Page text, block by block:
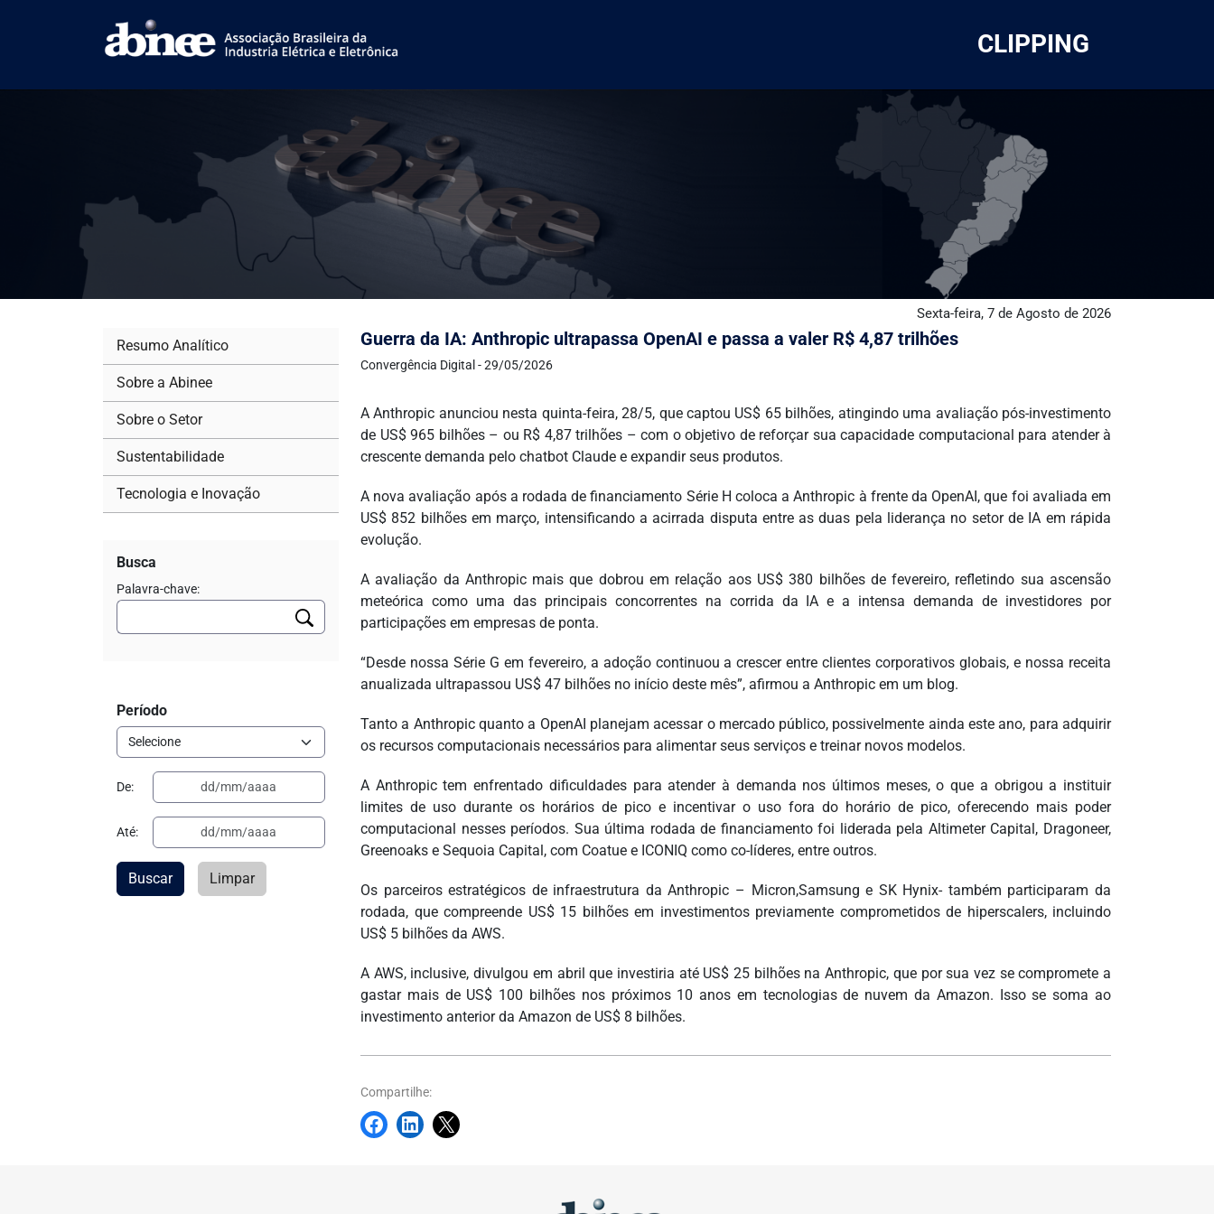
CLIPPING
Sexta-feira, 7 de Agosto de 2026
Guerra da IA: Anthropic ultrapassa OpenAI e passa a valer R$ 4,87 trilhões
Convergência Digital - 29/05/2026
A Anthropic anunciou nesta quinta-feira, 28/5, que captou US$ 65 bilhões, atingindo uma avaliação pós-investimento
de US$ 965 bilhões – ou R$ 4,87 trilhões – com o objetivo de reforçar sua capacidade computacional para atender à
crescente demanda pelo chatbot Claude e expandir seus produtos.
A nova avaliação após a rodada de financiamento Série H coloca a Anthropic à frente da OpenAI, que foi avaliada em
US$ 852 bilhões em março, intensificando a acirrada disputa entre as duas pela liderança no setor de IA em rápida
evolução.
A avaliação da Anthropic mais que dobrou em relação aos US$ 380 bilhões de fevereiro, refletindo sua ascensão
meteórica como uma das principais concorrentes na corrida da IA ​​e a intensa demanda de investidores por
participações em empresas de ponta.
“Desde nossa Série G em fevereiro, a adoção continuou a crescer entre clientes corporativos globais, e nossa receita
anualizada ultrapassou US$ 47 bilhões no início deste mês”, afirmou a Anthropic em um blog.
Tanto a Anthropic quanto a OpenAI planejam acessar o mercado público, possivelmente ainda este ano, para adquirir
os recursos computacionais necessários para alimentar seus serviços e treinar novos modelos.
A Anthropic tem enfrentado dificuldades para atender à demanda nos últimos meses, o que a obrigou a instituir
limites de uso durante os horários de pico e incentivar o uso fora do horário de pico, oferecendo mais poder
computacional nesses períodos. Sua última rodada de financiamento foi liderada pela Altimeter Capital, Dragoneer,
Greenoaks e Sequoia Capital, com Coatue e ICONIQ como co-líderes, entre outros.
Os parceiros estratégicos de infraestrutura da Anthropic – Micron,Samsung e SK Hynix- também participaram da
rodada, que compreende US$ 15 bilhões em investimentos previamente comprometidos de hiperscalers, incluindo
US$ 5 bilhões da AWS.
A AWS, inclusive, divulgou em abril que investiria até US$ 25 bilhões na Anthropic, que por sua vez se compromete a
gastar mais de US$ 100 bilhões nos próximos 10 anos em tecnologias de nuvem da Amazon. Isso se soma ao
investimento anterior da Amazon de US$ 8 bilhões.
Compartilhe:
Resumo Analítico
Sobre a Abinee
Sobre o Setor
Sustentabilidade
Tecnologia e Inovação
Busca
Palavra-chave:
Período
De:
Até:
Buscar Limpar